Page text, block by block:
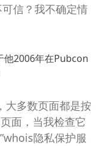
信？我不确定情
2006年在Pubcon
大多数页面都是按
面，当我检查它
隐私保护服